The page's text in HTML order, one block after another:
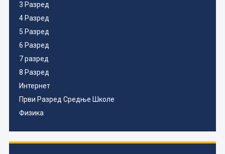
3 Разред
4 Разред
5 Разред
6 Разред
7 разред
8 Разред
Интернет
Први Разред Средње Школе
Физика